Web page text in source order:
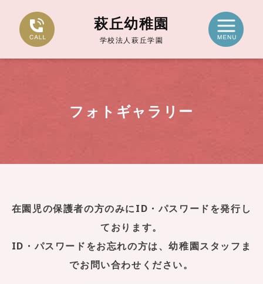
萩丘幼稚園
学校法人萩丘学園
フォトギャラリー
在園児の保護者の方のみにID・パスワードを発行し
ております。
ID・パスワードをお忘れの方は、幼稚園スタッフま
でお問い合わせください。